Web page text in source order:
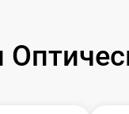
от 60 мин